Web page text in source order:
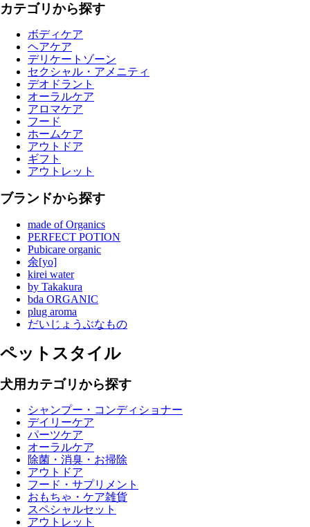
カテゴリから探す
ボディケア
ヘアケア
デリケートゾーン
セクシャル・アメニティ
デオドラント
オーラルケア
アロマケア
フード
ホームケア
アウトドア
ギフト
アウトレット
ブランドから探す
made of Organics
PERFECT POTION
Pubicare organic
余[yo]
kirei water
by Takakura
bda ORGANIC
plug aroma
だいじょうぶなもの
ペットスタイル
犬用カテゴリから探す
シャンプー・コンディショナー
デイリーケア
パーツケア
オーラルケア
除菌・消臭・お掃除
アウトドア
フード・サプリメント
おもちゃ・ケア雑貨
スペシャルセット
アウトレット